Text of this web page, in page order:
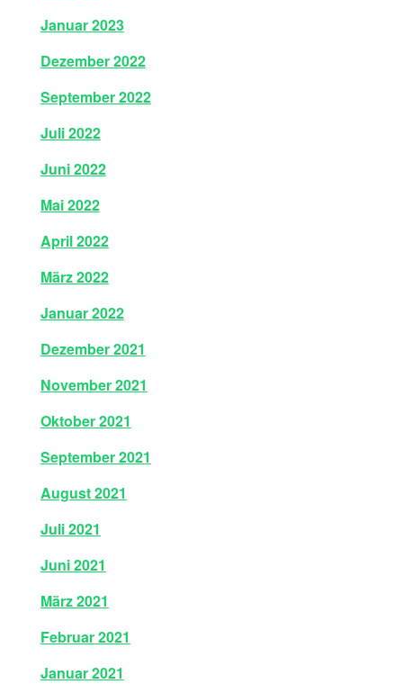
Januar 2023
Dezember 2022
September 2022
Juli 2022
Juni 2022
Mai 2022
April 2022
März 2022
Januar 2022
Dezember 2021
November 2021
Oktober 2021
September 2021
August 2021
Juli 2021
Juni 2021
März 2021
Februar 2021
Januar 2021